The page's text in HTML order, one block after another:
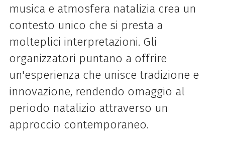
musica e atmosfera natalizia crea un
contesto unico che si presta a
molteplici interpretazioni. Gli
organizzatori puntano a offrire
un'esperienza che unisce tradizione e
innovazione, rendendo omaggio al
periodo natalizio attraverso un
approccio contemporaneo.